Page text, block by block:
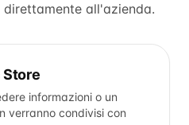
all'azienda.
Store
informazioni o un
verranno condivisi con